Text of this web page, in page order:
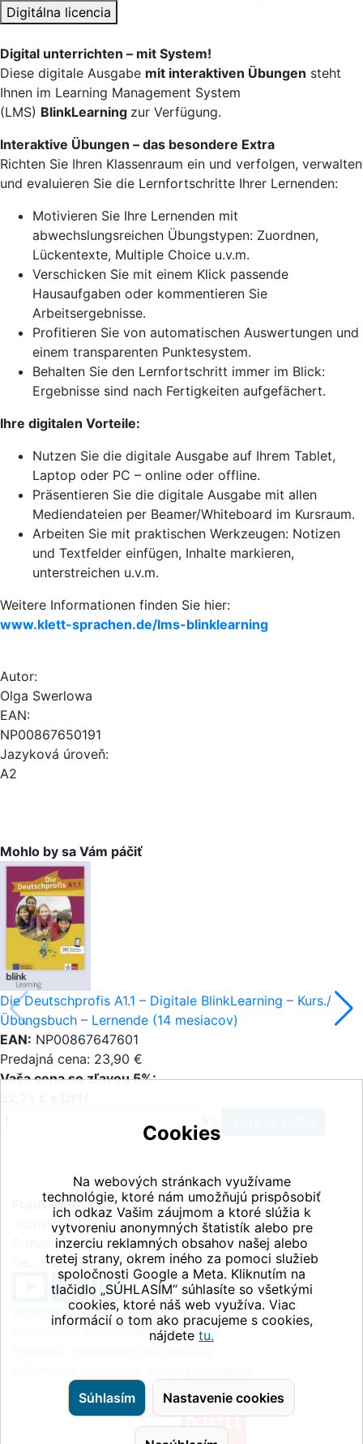
Digitálna licencia
Digital unterrichten – mit System!
Diese digitale Ausgabe mit interaktiven Übungen steht
Ihnen im Learning Management System
(LMS) BlinkLearning zur Verfügung.
Interaktive Übungen – das besondere Extra
Richten Sie Ihren Klassenraum ein und verfolgen, verwalten
und evaluieren Sie die Lernfortschritte Ihrer Lernenden:
Motivieren Sie Ihre Lernenden mit
abwechslungsreichen Übungstypen: Zuordnen,
Lückentexte, Multiple Choice u.v.m.
Verschicken Sie mit einem Klick passende
Hausaufgaben oder kommentieren Sie
Arbeitsergebnisse.
Profitieren Sie von automatischen Auswertungen und
einem transparenten Punktesystem.
Behalten Sie den Lernfortschritt immer im Blick:
Ergebnisse sind nach Fertigkeiten aufgefächert.
Ihre digitalen Vorteile:
Nutzen Sie die digitale Ausgabe auf Ihrem Tablet,
Laptop oder PC – online oder offline.
Präsentieren Sie die digitale Ausgabe mit allen
Mediendateien per Beamer/Whiteboard im Kursraum.
Arbeiten Sie mit praktischen Werkzeugen: Notizen
und Textfelder einfügen, Inhalte markieren,
unterstreichen u.v.m.
Weitere Informationen finden Sie hier:
www.klett-sprachen.de/lms-blinklearning
Autor:
Olga Swerlowa
EAN:
NP00867650191
Jazyková úroveň:
A2
Mohlo by sa Vám páčiť
Die Deutschprofis A1.1 – Digitale BlinkLearning – Kurs./
Übungsbuch – Lernende (14 mesiacov)
EAN: NP00867647601
Predajná cena: 23,90 €
Vaša cena so zľavou 5%:
Fraus Klett, s.r.o.
Jičínská 2348/10, 130 00 Praha 3
E-mail:info@fraus-klett.cz
Tel.: +420 233 084 111
Whistleblowing
Všeobecné obchodné podmienky
Cookies
Na webových stránkach využívame
technológie, ktoré nám umožňujú prispôsobiť
ich odkaz Vašim záujmom a ktoré slúžia k
vytvoreniu anonymných štatistík alebo pre
inzerciu reklamných obsahov našej alebo
tretej strany, okrem iného za pomoci služieb
spoločnosti Google a Meta. Kliknutím na
tlačidlo „SÚHLASÍM“ súhlasíte so všetkými
cookies, ktoré náš web využíva. Viac
informácií o tom ako pracujeme s cookies,
nájdete tu.
Súhlasím Nastavenie cookies